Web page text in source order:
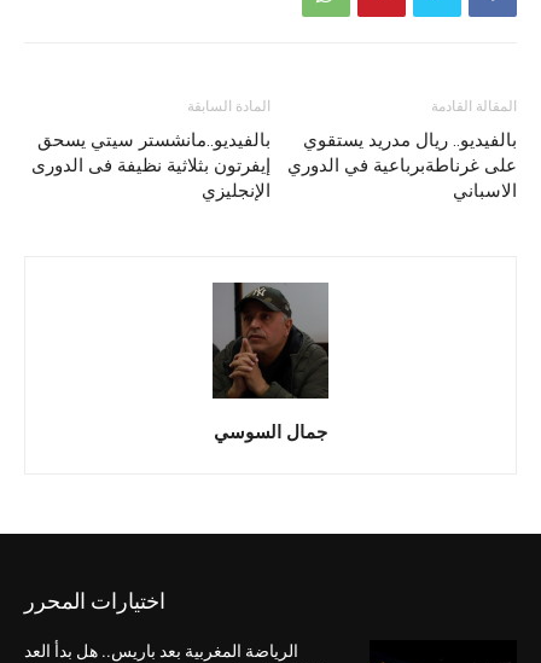
المادة السابقة
بالفيديو..مانشستر سيتي يسحق
إيفرتون بثلاثية نظيفة فى الدورى
الإنجليزي
المقالة القادمة
بالفيديو.. ريال مدريد يستقوي
على غرناطةبرباعية في الدوري
الاسباني
جمال السوسي
اختيارات المحرر
الرياضة المغربية بعد باريس.. هل بدأ العد